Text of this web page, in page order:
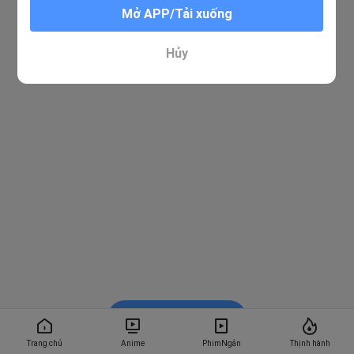
Trang chủ Anime PhimNgắn Thịnh hành
Mở APP/Tải xuống
Hủy
Xem trong BiliBili